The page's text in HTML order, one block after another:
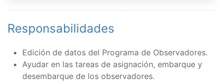
Responsabilidades
Edición de datos del Programa de Observadores.
Ayudar en las tareas de asignación, embarque y
desembarque de los observadores.